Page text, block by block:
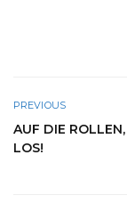
PREVIOUS
AUF DIE
LOS!